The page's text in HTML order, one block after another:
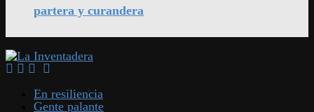
partera y curandera
En resiliencia
Gente palante